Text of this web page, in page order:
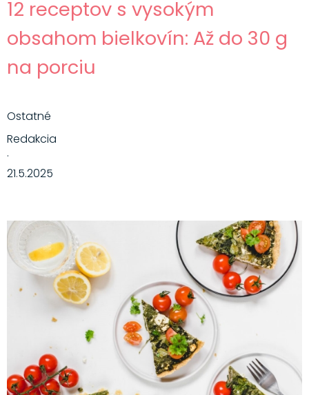
12 receptov s vysokým
obsahom bielkovín: Až do 30 g
na porciu
Ostatné
Redakcia
·
21.5.2025